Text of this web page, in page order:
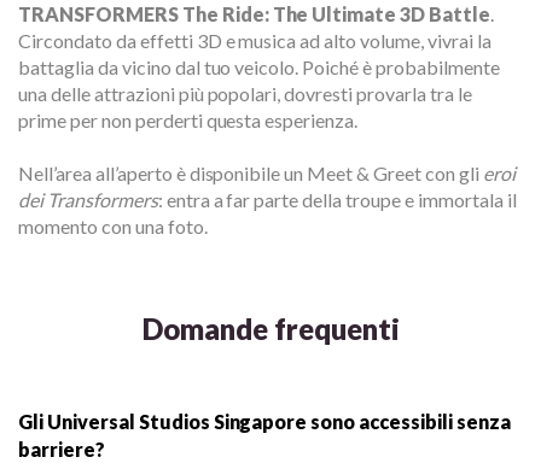
TRANSFORMERS The Ride: The Ultimate 3D Battle
Circondato da effetti 3D e musica ad alto volume, vivrai la
battaglia da vicino dal tuo veicolo. Poiché è probabilmente
una delle attrazioni più popolari, dovresti provarla tra le
prime per non perderti questa esperienza.
Nell’area all’aperto è disponibile un Meet & Greet con gli eroi
dei Transformers: entra a far parte della troupe e immortala il
momento con una foto.
Domande frequenti
Gli Universal Studios Singapore sono accessibili senza
barriere?